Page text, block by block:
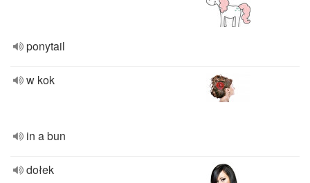
ponytail
w kok
in a bun
dołek